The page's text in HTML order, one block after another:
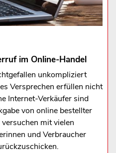
im Online-Handel
unkompliziert
Versprechen erfüllen nicht
Internet-Verkäufer sind
von online bestellter
mit vielen
und Verbraucher